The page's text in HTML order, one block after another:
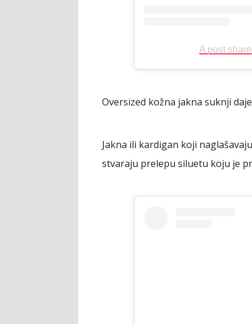
A post
Oversized kožna jakna suknji
Jakna ili kardigan koji
stvaraju prelepu siluetu koju je